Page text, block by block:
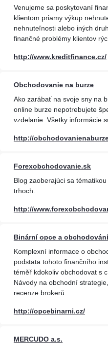
Venujeme sa poskytovaní
klientom priamy výkup
nehnuteľnosti alebo iných
finančné problémy klientov
http://www.kreditfinance.cz/
Obchodovanie na burze
Ako zarábať na svoje sny na
online burze nepotrebujete
vzdelanie. Všetky informácie
http://
Forexobchodovanie.sk
Blog zaoberajúci sa
trhoch.
http://
Binární opce a obchodování
Komplexní informace o
podstata tohoto finančního
téměř kdokoliv obchodovat s
Návody na obchodní
recenze brokerů.
http://opcebinarni.cz/
MERCUDO a.s.